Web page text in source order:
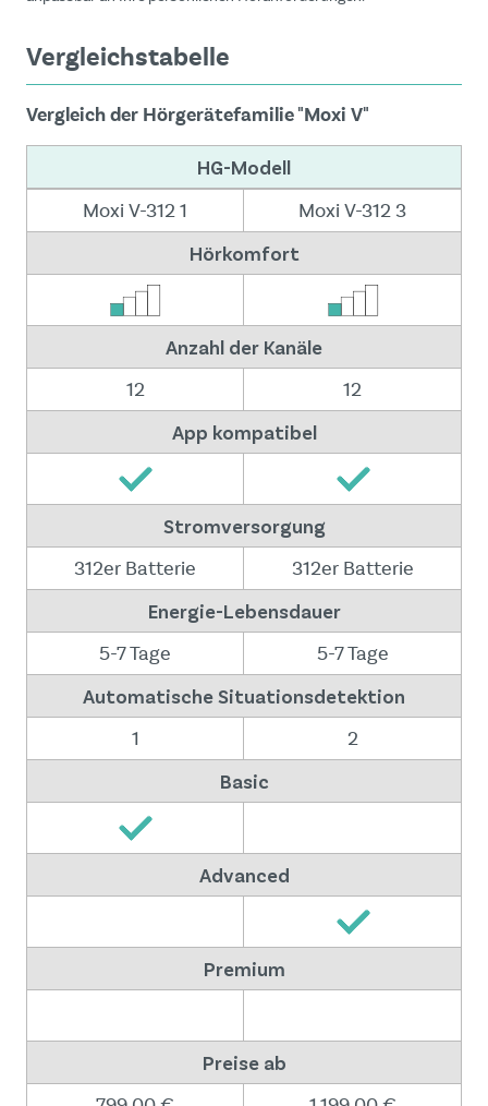
Vergleichstabelle
Vergleich der Hörgerätefamilie "Moxi V"
HG-Modell
Moxi V-312 1
Moxi V-312 3
Hörkomfort
Anzahl der Kanäle
12
12
App kompatibel
Stromversorgung
312er Batterie
312er Batterie
Energie-Lebensdauer
5-7 Tage
5-7 Tage
Automatische Situationsdetektion
1
2
Basic
Advanced
Premium
Preise ab